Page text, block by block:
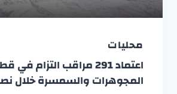
محليات
اعتماد 291 مراقب التزام
المجوهرات والسمسرة خلال